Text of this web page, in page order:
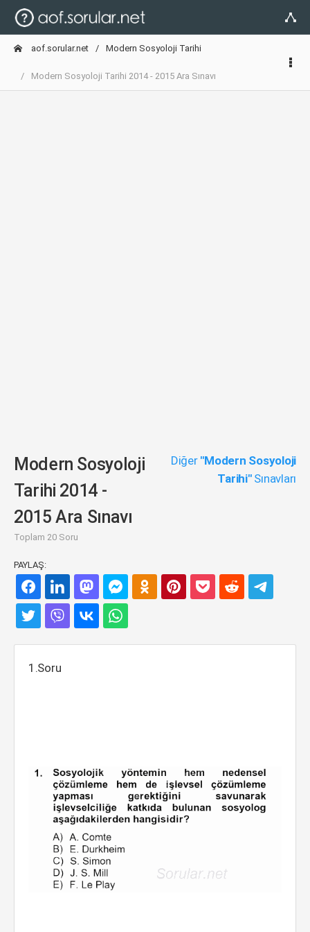
aof.sorular.net Modern Sosyoloji Tarihi
Modern Sosyoloji Tarihi 2014 - 2015 Ara Sınavı
Modern Sosyoloji
Tarihi 2014 -
2015 Ara Sınavı
Toplam 20 Soru
Diğer "Modern Sosyoloji
Tarihi"Sınavları
PAYLAŞ:
1.Soru